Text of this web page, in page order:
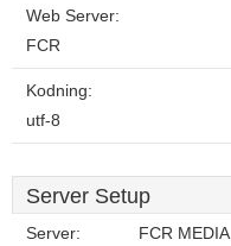
Web Server:
FCR
Kodning:
utf-8
Server Setup
Server: FCR MEDIA